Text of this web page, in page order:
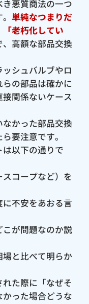
悪質商法の一つ
単純なつまりだ
老朽化してい
高額な部品交換
シュバルブやロ
の部品は確かに
関係ないケース
かった部品交換
要注意です。
以下の通りで
コープなど）を
に不安をあおる言
が問題なのか説
と比べて明らか
た際に「なぜそ
った場合どうな